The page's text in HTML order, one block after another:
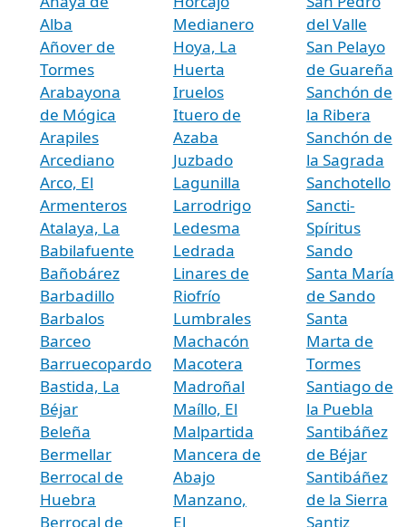
Alba
Añover de
Tormes
Arabayona
de Mógica
Arapiles
Arcediano
Arco, El
Armenteros
Atalaya, La
Babilafuente
Bañobárez
Barbadillo
Barbalos
Barceo
Barruecopardo
Bastida, La
Béjar
Beleña
Bermellar
Berrocal de
Huebra
Berrocal de
Medianero
Hoya, La
Huerta
Iruelos
Ituero de
Azaba
Juzbado
Lagunilla
Larrodrigo
Ledesma
Ledrada
Linares de
Riofrío
Lumbrales
Machacón
Macotera
Madroñal
Maíllo, El
Malpartida
Mancera de
Abajo
Manzano,
El
del Valle
San Pelayo
de Guareña
Sanchón de
la Ribera
Sanchón de
la Sagrada
Sanchotello
Sancti-
Spíritus
Sando
Santa María
de Sando
Santa
Marta de
Tormes
Santiago de
la Puebla
Santibáñez
de Béjar
Santibáñez
de la Sierra
Santiz